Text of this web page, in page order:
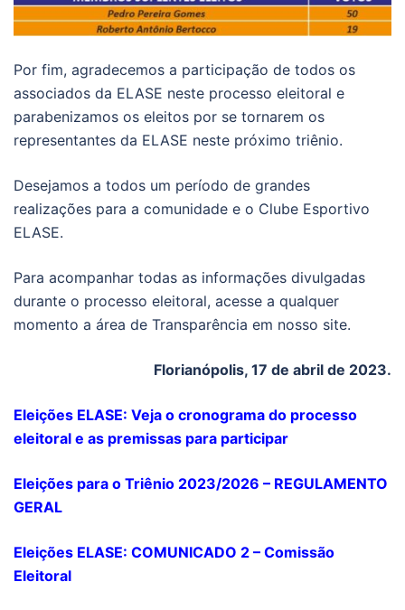
Por fim, agradecemos a participação de todos os
associados da ELASE neste processo eleitoral e
parabenizamos os eleitos por se tornarem os
representantes da ELASE neste próximo triênio.
Desejamos a todos um período de grandes
realizações para a comunidade e o Clube Esportivo
ELASE.
Para acompanhar todas as informações divulgadas
durante o processo eleitoral, acesse a qualquer
momento a área de Transparência em nosso site.
Florianópolis, 17 de abril de 2023.
Eleições ELASE: Veja o cronograma do processo
eleitoral e as premissas para participar
Eleições para o Triênio 2023/2026 – REGULAMENTO
GERAL
Eleições ELASE: COMUNICADO 2 – Comissão
Eleitoral